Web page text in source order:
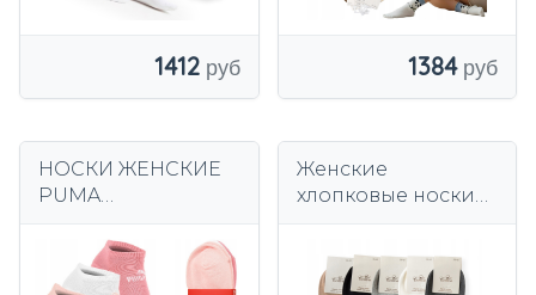
1412 1384
НОСКИ ЖЕНСКИЕ
PUMA
ПАРЫ 3 УПАКОВКИ
3 ЦВЕТА 39/42
Женские
хлопковые носки